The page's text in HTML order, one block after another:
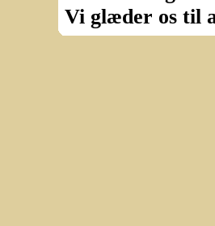
Vi glæder os til